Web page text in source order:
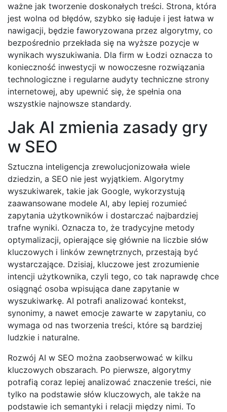
ważne jak tworzenie doskonałych treści. Strona, która
jest wolna od błędów, szybko się ładuje i jest łatwa w
nawigacji, będzie faworyzowana przez algorytmy, co
bezpośrednio przekłada się na wyższe pozycje w
wynikach wyszukiwania. Dla firm w Łodzi oznacza to
konieczność inwestycji w nowoczesne rozwiązania
technologiczne i regularne audyty techniczne strony
internetowej, aby upewnić się, że spełnia ona
wszystkie najnowsze standardy.
Jak AI zmienia zasady gry
w SEO
Sztuczna inteligencja zrewolucjonizowała wiele
dziedzin, a SEO nie jest wyjątkiem. Algorytmy
wyszukiwarek, takie jak Google, wykorzystują
zaawansowane modele AI, aby lepiej rozumieć
zapytania użytkowników i dostarczać najbardziej
trafne wyniki. Oznacza to, że tradycyjne metody
optymalizacji, opierające się głównie na liczbie słów
kluczowych i linków zewnętrznych, przestają być
wystarczające. Dzisiaj, kluczowe jest zrozumienie
intencji użytkownika, czyli tego, co tak naprawdę chce
osiągnąć osoba wpisująca dane zapytanie w
wyszukiwarkę. AI potrafi analizować kontekst,
synonimy, a nawet emocje zawarte w zapytaniu, co
wymaga od nas tworzenia treści, które są bardziej
ludzkie i naturalne.
Rozwój AI w SEO można zaobserwować w kilku
kluczowych obszarach. Po pierwsze, algorytmy
potrafią coraz lepiej analizować znaczenie treści, nie
tylko na podstawie słów kluczowych, ale także na
podstawie ich semantyki i relacji między nimi. To